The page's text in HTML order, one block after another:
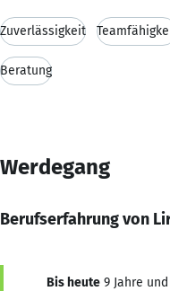
Zuverlässigkeit
Beratung
Werdegang
Berufserfahrung von
Bis heute 9 Jahre